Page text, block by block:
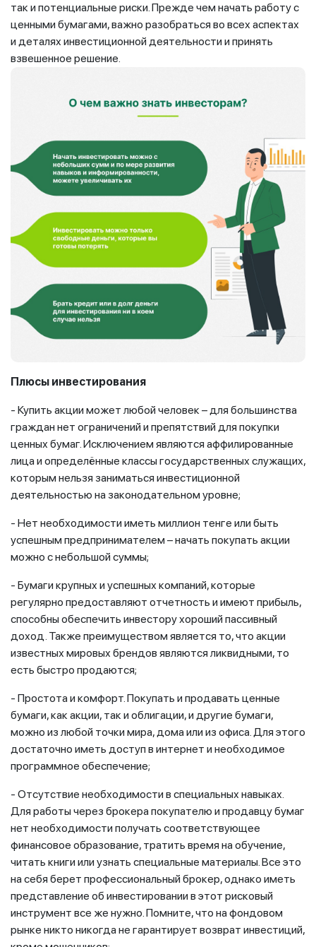
так и потенциальные риски. Прежде чем начать работу с
ценными бумагами, важно разобраться во всех аспектах
и деталях инвестиционной деятельности и принять
взвешенное решение.
Плюсы инвестирования
- Купить акции может любой человек – для большинства
граждан нет ограничений и препятствий для покупки
ценных бумаг. Исключением являются аффилированные
лица и определённые классы государственных служащих,
которым нельзя заниматься инвестиционной
деятельностью на законодательном уровне;
- Нет необходимости иметь миллион тенге или быть
успешным предпринимателем – начать покупать акции
можно с небольшой суммы;
- Бумаги крупных и успешных компаний, которые
регулярно предоставляют отчетность и имеют прибыль,
способны обеспечить инвестору хороший пассивный
доход. Также преимуществом является то, что акции
известных мировых брендов являются ликвидными, то
есть быстро продаются;
- Простота и комфорт. Покупать и продавать ценные
бумаги, как акции, так и облигации, и другие бумаги,
можно из любой точки мира, дома или из офиса. Для этого
достаточно иметь доступ в интернет и необходимое
программное обеспечение;
- Отсутствие необходимости в специальных навыках.
Для работы через брокера покупателю и продавцу бумаг
нет необходимости получать соответствующее
финансовое образование, тратить время на обучение,
читать книги или узнать специальные материалы. Все это
на себя берет профессиональный брокер, однако иметь
представление об инвестировании в этот рисковый
инструмент все же нужно. Помните, что на фондовом
рынке никто никогда не гарантирует возврат инвестиций,